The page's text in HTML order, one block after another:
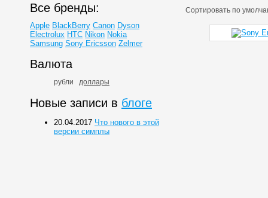
Сортировать по
Все бренды:
Apple BlackBerry Canon Dyson
Electrolux HTC Nikon Nokia
Samsung Sony Ericsson Zelmer
Валюта
рубли доллары
Новые записи в блоге
20.04.2017 Что нового в этой
версии симплы